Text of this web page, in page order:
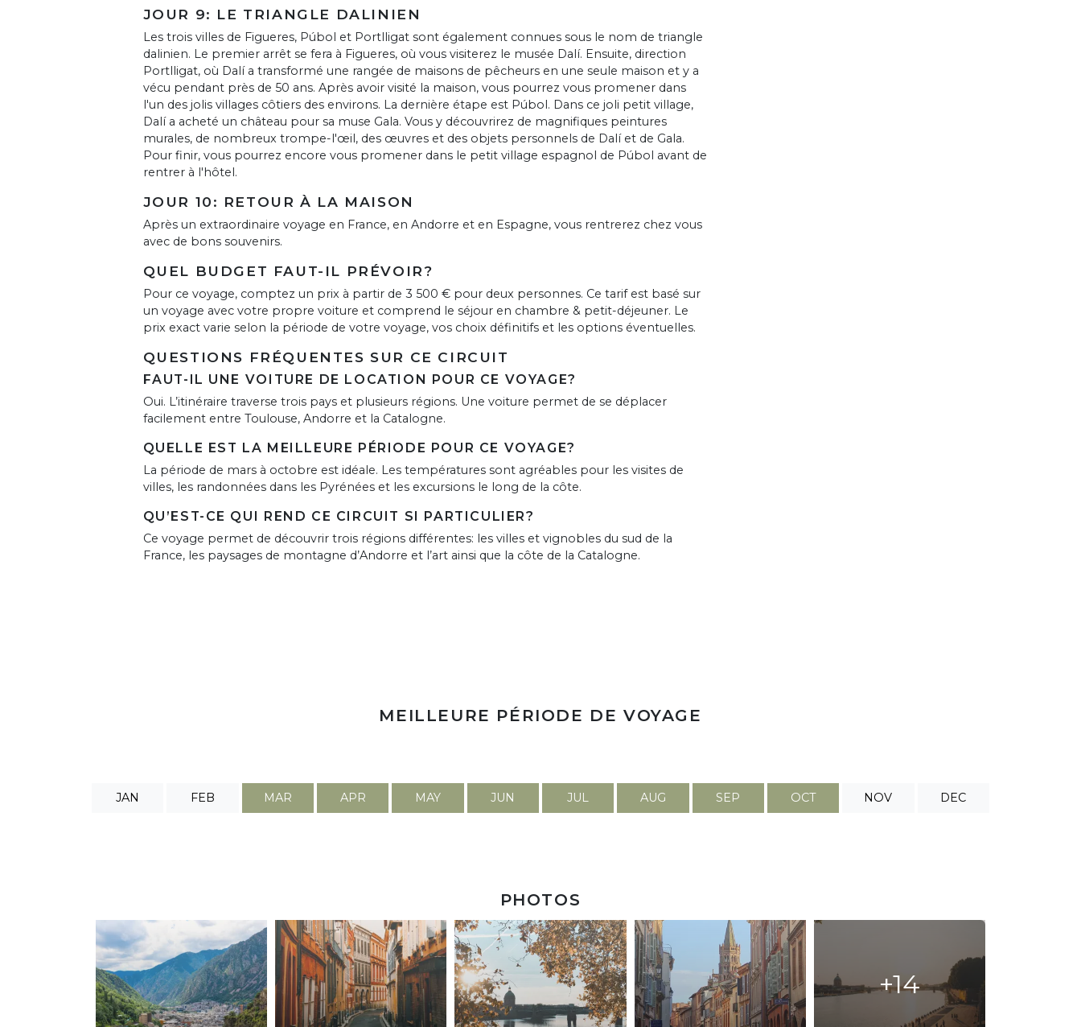
JOUR 9: LE TRIANGLE DALINIEN
Les trois villes de Figueres, Púbol et Portlligat sont également connues sous le nom de triangle
dalinien. Le premier arrêt se fera à Figueres, où vous visiterez le musée Dalí. Ensuite, direction
Portlligat, où Dalí a transformé une rangée de maisons de pêcheurs en une seule maison et y a
vécu pendant près de 50 ans. Après avoir visité la maison, vous pourrez vous promener dans
l'un des jolis villages côtiers des environs. La dernière étape est Púbol. Dans ce joli petit village,
Dalí a acheté un château pour sa muse Gala. Vous y découvrirez de magnifiques peintures
murales, de nombreux trompe-l'œil, des œuvres et des objets personnels de Dalí et de Gala.
Pour finir, vous pourrez encore vous promener dans le petit village espagnol de Púbol avant de
rentrer à l'hôtel.
JOUR 10: RETOUR À LA MAISON
Après un extraordinaire voyage en France, en Andorre et en Espagne, vous rentrerez chez vous
avec de bons souvenirs.
QUEL BUDGET FAUT-IL PRÉVOIR?
Pour ce voyage, comptez un prix à partir de 3 500 € pour deux personnes. Ce tarif est basé sur
un voyage avec votre propre voiture et comprend le séjour en chambre & petit-déjeuner. Le
prix exact varie selon la période de votre voyage, vos choix définitifs et les options éventuelles.
QUESTIONS FRÉQUENTES SUR CE CIRCUIT
FAUT-IL UNE VOITURE DE LOCATION POUR CE VOYAGE?
Oui. L’itinéraire traverse trois pays et plusieurs régions. Une voiture permet de se déplacer
facilement entre Toulouse, Andorre et la Catalogne.
QUELLE EST LA MEILLEURE PÉRIODE POUR CE VOYAGE?
La période de mars à octobre est idéale. Les températures sont agréables pour les visites de
villes, les randonnées dans les Pyrénées et les excursions le long de la côte.
QU’EST-CE QUI REND CE CIRCUIT SI PARTICULIER?
Ce voyage permet de découvrir trois régions différentes: les villes et vignobles du sud de la
France, les paysages de montagne d’Andorre et l’art ainsi que la côte de la Catalogne.
MEILLEURE PÉRIODE DE VOYAGE
JAN FEB MAR APR MAY JUN JUL AUG SEP OCT NOV DEC
PHOTOS
+14